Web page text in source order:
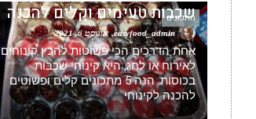
מתכונים
שכבות טעימים וקלים להכנה
easyfood_admin אוגוסט 6, 2021
אחת הדרכים הכי פשוטות להכין קינוחים
לאירוח או לחג, היא קינוחי שכבות
בכוסות. הנה 5 מתכונים קלים ופשוטים
להכנה לקינוחי